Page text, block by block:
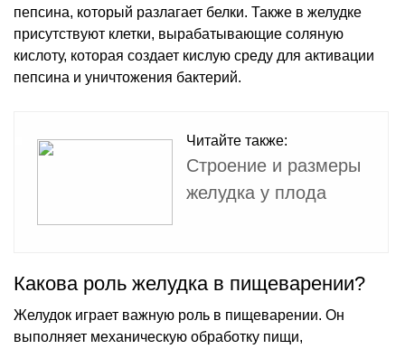
пепсина, который разлагает белки. Также в желудке
присутствуют клетки, вырабатывающие соляную
кислоту, которая создает кислую среду для активации
пепсина и уничтожения бактерий.
Читайте также:
Строение и размеры
желудка у плода
Какова роль желудка в пищеварении?
Желудок играет важную роль в пищеварении. Он
выполняет механическую обработку пищи,